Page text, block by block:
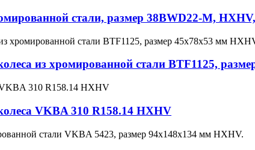
стали, размер 38BWD22-M,
из хромированной стали BTF1125,
VKBA 310 R158.14 HXHV